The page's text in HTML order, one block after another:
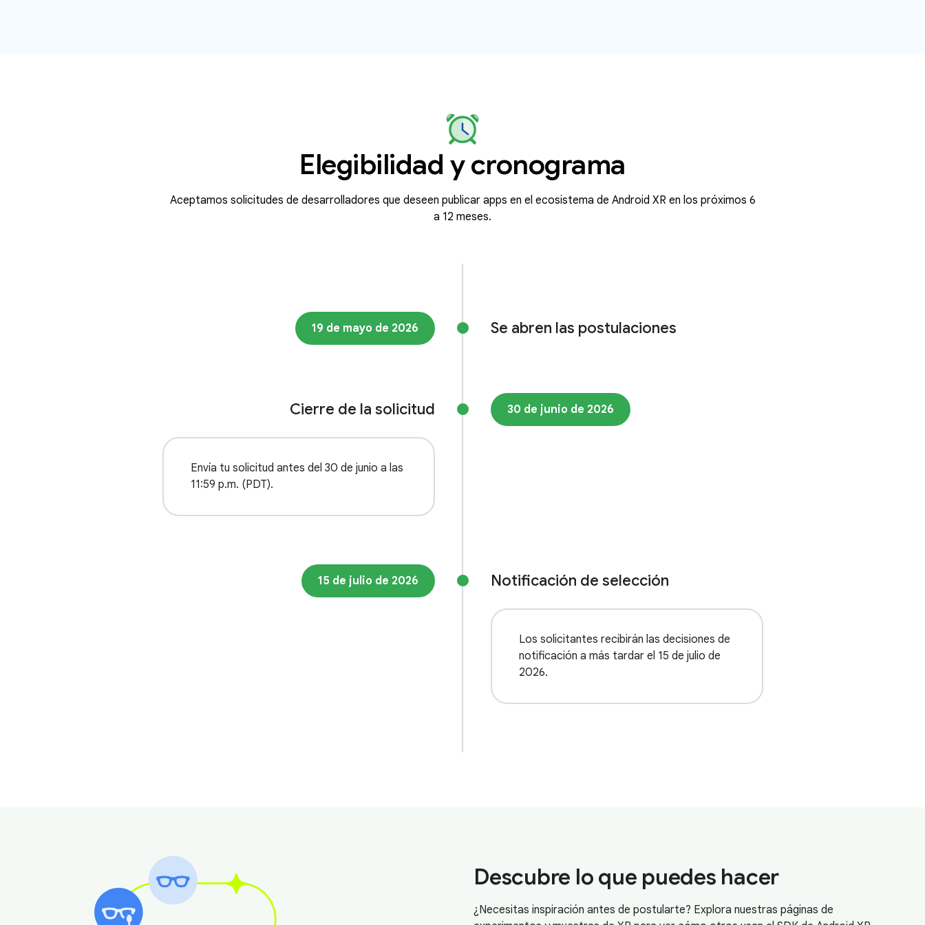
Elegibilidad y cronograma
Aceptamos solicitudes de desarrolladores que deseen publicar apps en el ecosistema de Android XR en los próximos 6
a 12 meses.
19 de mayo de 2026 Se abren las postulaciones
30 de junio de 2026
Cierre de la solicitud
Envía tu solicitud antes del 30 de junio a las
11:59 p.m. (PDT).
15 de julio de 2026 Notificación de selección
Los solicitantes recibirán las decisiones de
notificación a más tardar el 15 de julio de
2026.
Descubre lo que puedes hacer
¿Necesitas inspiración antes de postularte? Explora nuestras páginas de